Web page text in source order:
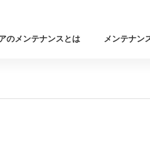
のメンテナンスとは メンテナン